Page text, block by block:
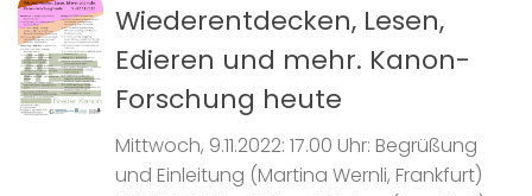
Wiederentdecken, Lesen,
Edieren und mehr. Kanon-
Forschung heute
Mittwoch, 9.11.2022: 17.00 Uhr: Begrüßung
und Einleitung (Martina Wernli, Frankfurt)